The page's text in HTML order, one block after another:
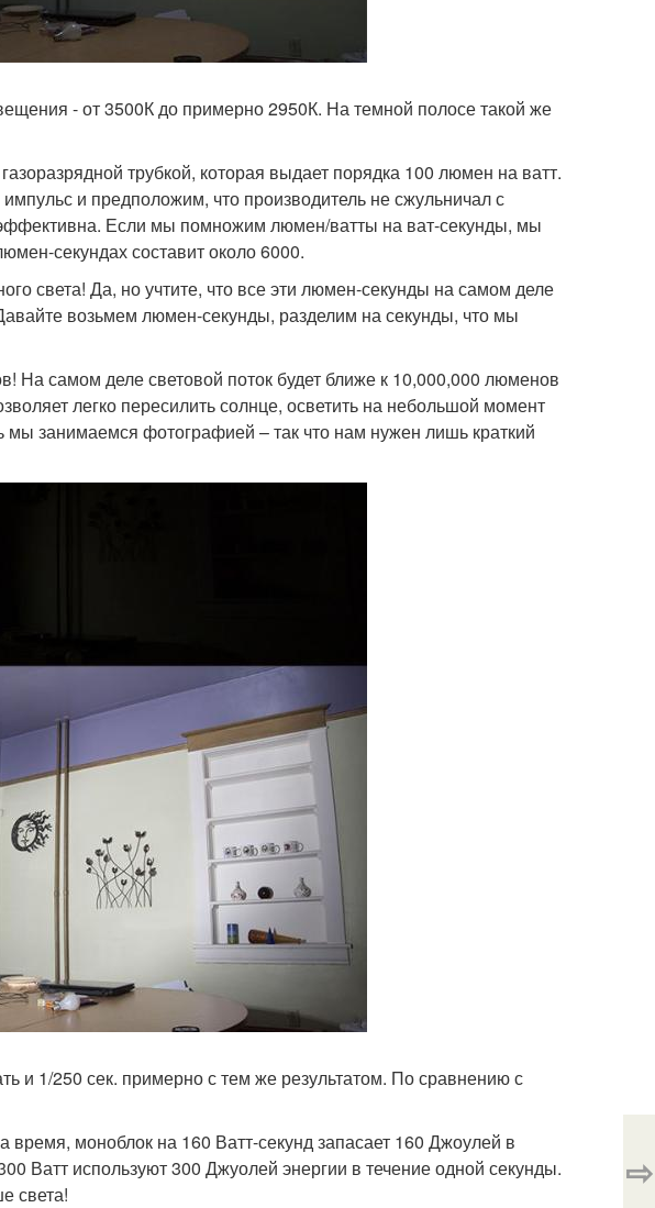
- от 3500К до примерно 2950К. На темной полосе такой же
трубкой, которая выдает порядка 100 люмен на ватт.
и предположим, что производитель не сжульничал с
Если мы помножим люмен/ватты на ват-секунды, мы
секундах составит около 6000.
света! Да, но учтите, что все эти люмен-секунды на самом деле
возьмем люмен-секунды, разделим на секунды, что мы
На самом деле световой поток будет ближе к 10,000,000 люменов
легко пересилить солнце, осветить на небольшой момент
занимаемся фотографией – так что нам нужен лишь краткий
и 1/250 сек. примерно с тем же результатом. По сравнению с
время, моноблок на 160 Ватт-секунд запасает 160 Джоулей в
Ватт используют 300 Джуолей энергии в течение одной секунды.
света!
⇨